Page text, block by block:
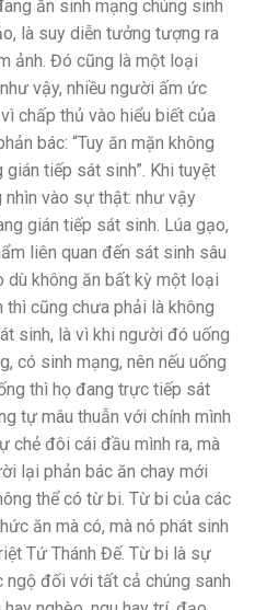
ăn sinh mạng chúng sinh
là suy diễn tưởng tượng ra
ảnh. Đó cũng là một loại
vậy, nhiều người ấm ức
chấp thủ vào hiểu biết của
bác: “Tuy ăn mặn không
tiếp sát sinh”. Khi tuyệt
nhìn vào sự thật: như vậy
gián tiếp sát sinh. Lúa gạo,
liên quan đến sát sinh sâu
không ăn bất kỳ một loại
thì cũng chưa phải là không
sinh, là vì khi người đó uống
có sinh mạng, nên nếu uống
thì họ đang trực tiếp sát
tự mâu thuẫn với chính mình
chẻ đôi cái đầu mình ra, mà
lại phản bác ăn chay mới
thể có từ bi. Từ bi của các
ăn mà có, mà nó phát sinh
Tứ Thánh Đế. Từ bi là sự
đối với tất cả chúng sanh